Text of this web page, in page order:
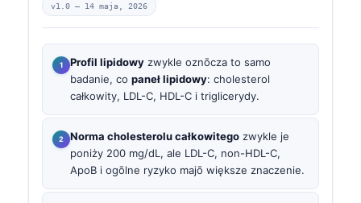
v1.0 — 14 maja, 2026
Profil lipidowy zwykle oznōcza to samo
badanie, co paneł lipidowy: cholesterol
całkowity, LDL-C, HDL-C i triglicerydy.
Norma cholesterolu całkowitego zwykle je
poniży 200 mg/dL, ale LDL-C, non-HDL-C,
ApoB i ogōlne ryzyko majō większe znaczenie.